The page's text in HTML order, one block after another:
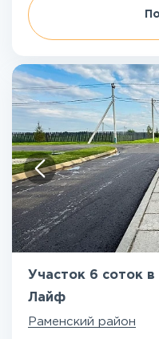
Участок 6 соток
Лайф
Раменский район